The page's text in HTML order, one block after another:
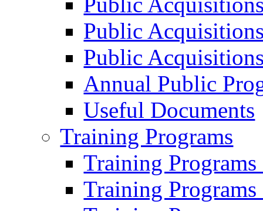
Public
Public
Annual Public
Useful Documents
Training Programs
Training Programs
Training Programs